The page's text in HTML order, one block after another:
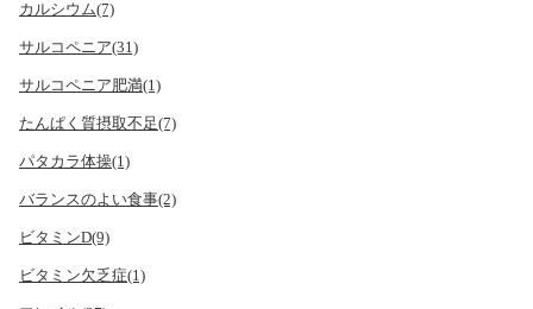
カルシウム(7)
サルコペニア(31)
サルコペニア肥満(1)
たんぱく質摂取不足(7)
パタカラ体操(1)
バランスのよい食事(2)
ビタミンD(9)
ビタミン欠乏症(1)